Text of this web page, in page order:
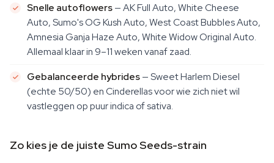
Snelle autoflowers— AK Full Auto, White Cheese
Auto, Sumo's OG Kush Auto, West Coast Bubbles Auto,
Amnesia Ganja Haze Auto, White Widow Original Auto.
Allemaal klaar in 9–11 weken vanaf zaad.
Gebalanceerde hybrides— Sweet Harlem Diesel
(echte 50/50) en Cinderellas voor wie zich niet wil
vastleggen op puur indica of sativa.
Zo kies je de juiste Sumo Seeds-strain